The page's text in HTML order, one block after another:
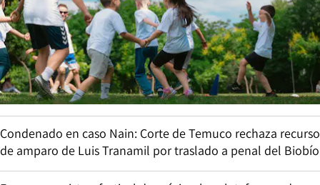
Condenado en caso Nain: Corte de Temuco rechaza recurso
de amparo de Luis Tranamil por traslado a penal del Biobío